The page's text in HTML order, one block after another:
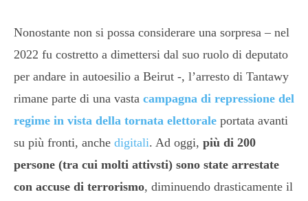
Nonostante non si possa considerare una sorpresa – nel
2022 fu costretto a dimettersi dal suo ruolo di deputato
per andare in autoesilio a Beirut -, l’arresto di Tantawy
rimane parte di una vasta campagna di repressione del
regime in vista della tornata elettorale portata avanti
su più fronti, anche digitali. Ad oggi, più di 200
persone (tra cui molti attivsti) sono state arrestate
con accuse di terrorismo, diminuendo drasticamente il